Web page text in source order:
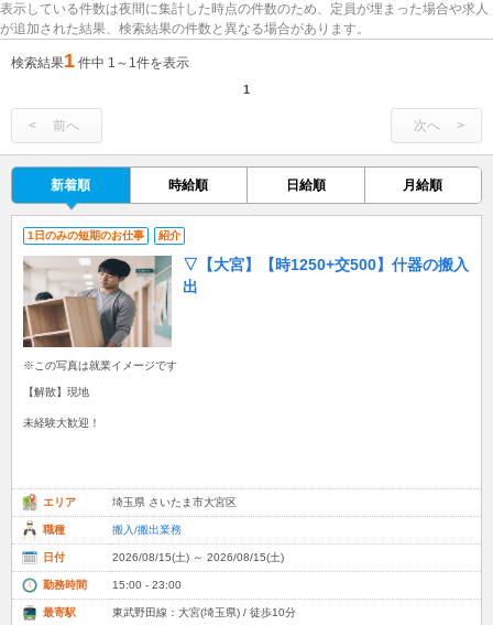
表示している件数は夜間に集計した時点の件数のため、定員が埋まった場合や求人
が追加された結果、検索結果の件数と異なる場合があります。
検索結果1 件中 1～1件を表示
1
前へ 次へ
新着順 時給順 日給順 月給順
1日のみの短期のお仕事 紹介
▽【大宮】【時1250+交500】什器の搬入
出
※この写真は就業イメージです
【解散】現地
未経験大歓迎！
エリア 埼玉県 さいたま市大宮区
職種 搬入/搬出業務
日付 2026/08/15(土) ～ 2026/08/15(土)
勤務時間 15:00 - 23:00
最寄駅 東武野田線：大宮(埼玉県) / 徒歩10分